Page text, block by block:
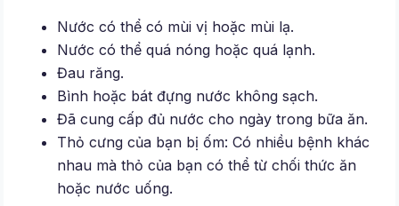
Nước có thể có mùi vị hoặc mùi lạ.
Nước có thể quá nóng hoặc quá lạnh.
Đau răng.
Bình hoặc bát đựng nước không sạch.
Đã cung cấp đủ nước cho ngày trong bữa ăn.
Thỏ cưng của bạn bị ốm: Có nhiều bệnh khác
nhau mà thỏ của bạn có thể từ chối thức ăn
hoặc nước uống.